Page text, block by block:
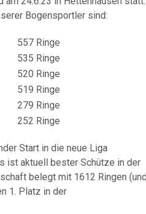
Bogensportler sind:
557 Ringe
535 Ringe
520 Ringe
519 Ringe
279 Ringe
252 Ringe
Start in die neue Liga
ist aktuell bester Schütze in der
belegt mit 1612 Ringen
1. Platz in der